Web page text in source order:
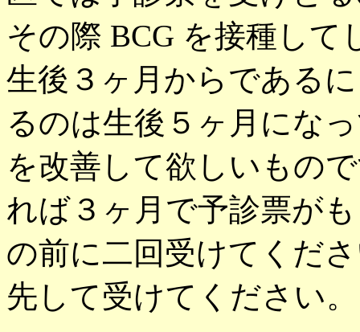
その際 BCG を接種し
生後３ヶ月からである
るのは生後５ヶ月にな
を改善して欲しいもの
れば３ヶ月で予診票が
の前に二回受けてくだ
先して受けてください。